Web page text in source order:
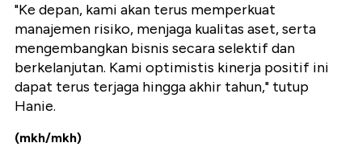
"Ke depan, kami akan terus memperkuat
manajemen risiko, menjaga kualitas aset, serta
mengembangkan bisnis secara selektif dan
berkelanjutan. Kami optimistis kinerja positif ini
dapat terus terjaga hingga akhir tahun," tutup
Hanie.
(mkh/mkh)